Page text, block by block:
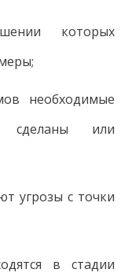
которых
необходимые
сделаны или
угрозы с точки
в стадии